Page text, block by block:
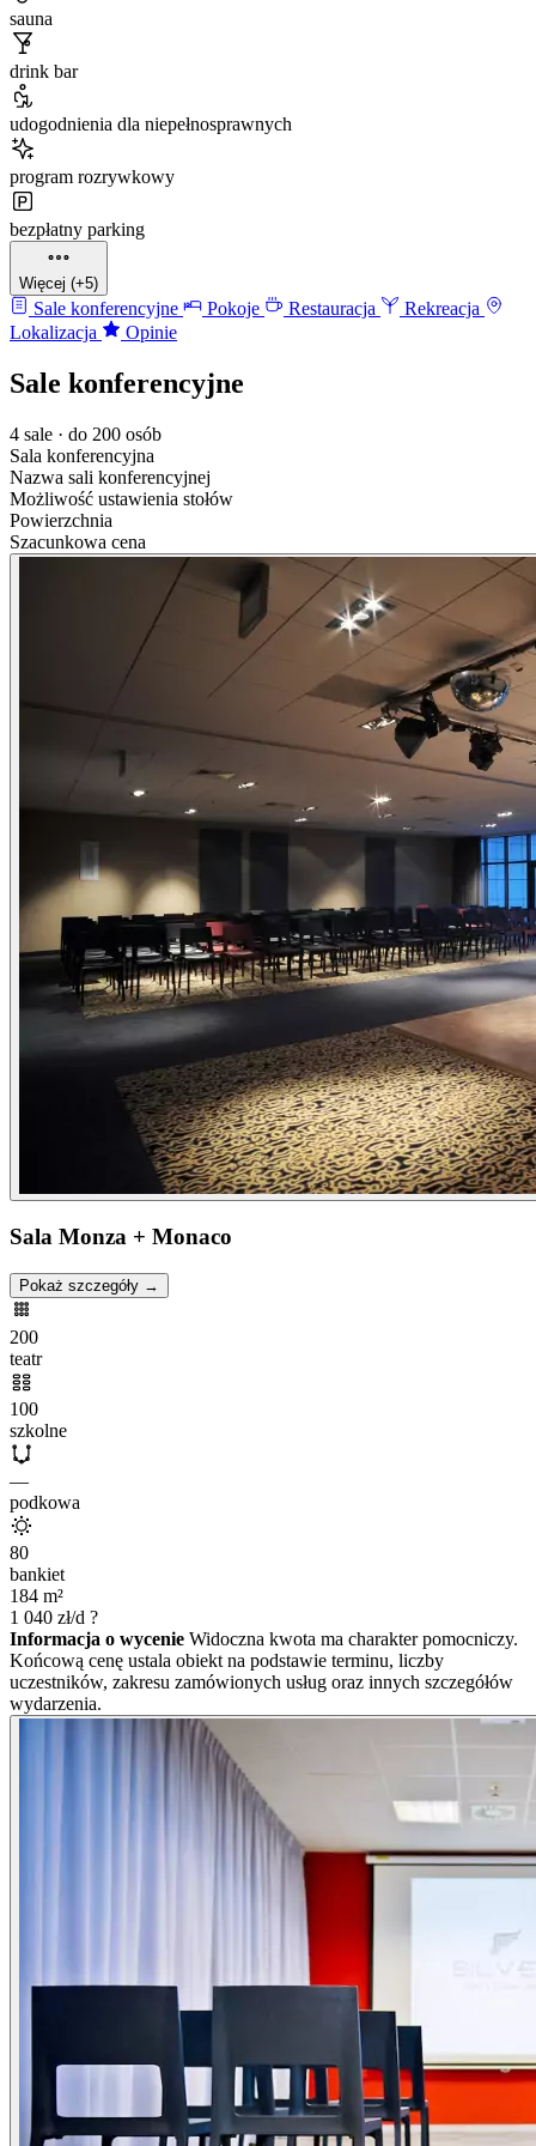
sauna
drink bar
udogodnienia dla niepełnosprawnych
program rozrywkowy
bezpłatny parking
Więcej (+5)
Sale konferencyjne Pokoje Restauracja
Rekreacja
Lokalizacja
Opinie
Sale konferencyjne
4 sale · do 200 osób
Sala konferencyjna
Nazwa sali konferencyjnej
Możliwość ustawienia stołów
Powierzchnia
Szacunkowa cena
Sala Monza + Monaco
Pokaż szczegóły →
200
teatr
100
szkolne
—
podkowa
80
bankiet
184 m²
1 040 zł/d ?
Informacja o wycenie Widoczna kwota ma charakter pomocniczy.
Końcową cenę ustala obiekt na podstawie terminu, liczby
uczestników, zakresu zamówionych usług oraz innych szczegółów
wydarzenia.